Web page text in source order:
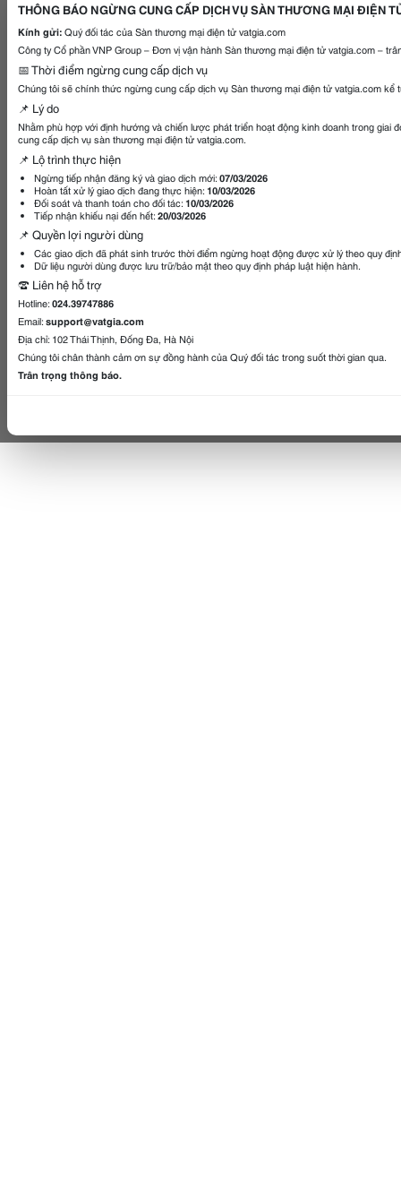
THÔNG BÁO NGỪNG CUNG CẤP DỊCH VỤ SÀN THƯƠNG MẠI ĐIỆN
Kính gửi:Quý đối tác của Sàn thương mại điện tử vatgia.com
Công ty Cổ phần VNP Group – Đơn vị vận hành Sàn thương mại điện tử vatgia.com –
📅 Thời điểm ngừng cung cấp dịch vụ
Chúng tôi sẽ chính thức ngừng cung cấp dịch vụ Sàn thương mại điện tử vatgia.com kể
📌 Lý do
Nhằm phù hợp với định hướng và chiến lược phát triển hoạt động kinh doanh trong giai
cung cấp dịch vụ sàn thương mại điện tử vatgia.com.
📌 Lộ trình thực hiện
Ngừng tiếp nhận đăng ký và giao dịch mới:07/03/2026
Hoàn tất xử lý giao dịch đang thực hiện: 10/03/2026
Đối soát và thanh toán cho đối tác: 10/03/2026
Tiếp nhận khiếu nại đến hết:20/03/2026
📌 Quyền lợi người dùng
Các giao dịch đã phát sinh trước thời điểm ngừng hoạt động được xử lý theo quy
Dữ liệu người dùng được lưu trữ/bảo mật theo quy định pháp luật hiện hành.
☎️ Liên hệ hỗ trợ
Hotline:024.39747886
Email:support@vatgia.com
Địa chỉ: 102 Thái Thịnh, Đống Đa, Hà Nội
Chúng tôi chân thành cảm ơn sự đồng hành của Quý đối tác trong suốt thời gian qua.
Trân trọng thông báo.